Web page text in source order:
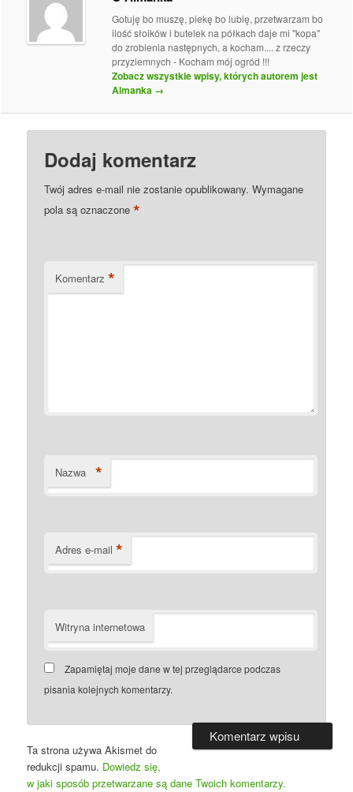
Gotuję bo muszę, piekę bo lubię, przetwarzam bo
ilość słoików i butelek na półkach daje mi "kopa"
do zrobienia następnych, a kocham.... z rzeczy
przyziemnych - Kocham mój ogród !!!
Zobacz wszystkie wpisy, których autorem jest
Almanka →
Dodaj komentarz
Twój adres e-mail nie zostanie opublikowany. Wymagane
pola są oznaczone*
Komentarz *
Nazwa *
Adres e-mail *
Witryna internetowa
Zapamiętaj moje dane w tej przeglądarce podczas
pisania kolejnych komentarzy.
Ta strona używa Akismet do
redukcji spamu. Dowiedz się,
w jaki sposób przetwarzane są dane Twoich komentarzy.